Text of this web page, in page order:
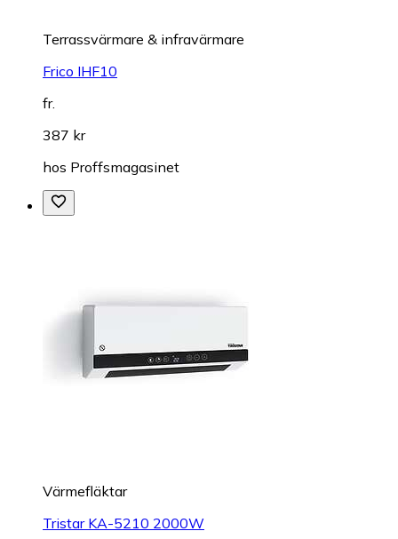
Terrassvärmare & infravärmare
Frico IHF10
fr.
387 kr
hos Proffsmagasinet
Värmefläktar
Tristar KA-5210 2000W